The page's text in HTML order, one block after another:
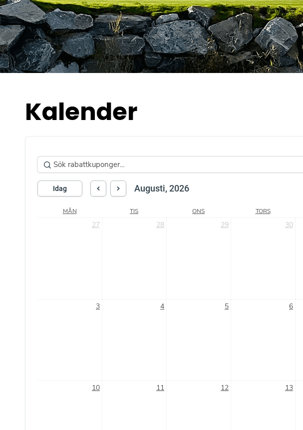
Kalender
Idag Augusti, 2026
MÅN TIS ONS TORS
27 28 29 30
3 4 5 6
10 11 12 13